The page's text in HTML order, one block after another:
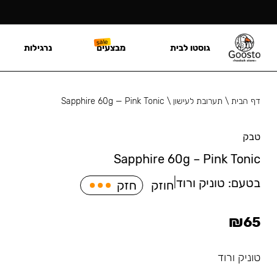
דף הבית\ תערובת לעישון \
Sapphire 60g — Pink Tonic
טבק
Sapphire 60g – Pink Tonic
בטעם: טוניק ורוד| חוזק חזק
₪65
טוניק ורוד
גוסטו לבית מבצעים נרגילות